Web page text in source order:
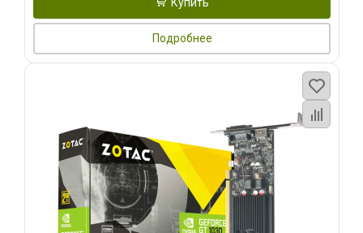
Подробнее